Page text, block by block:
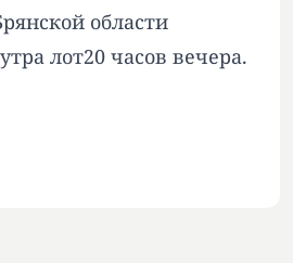
области
лот20 часов вечера.